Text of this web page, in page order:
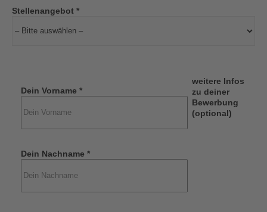
Stellenangebot *
Dein Vorname *
Dein Nachname *
weitere Infos
zu deiner
Bewerbung
(optional)